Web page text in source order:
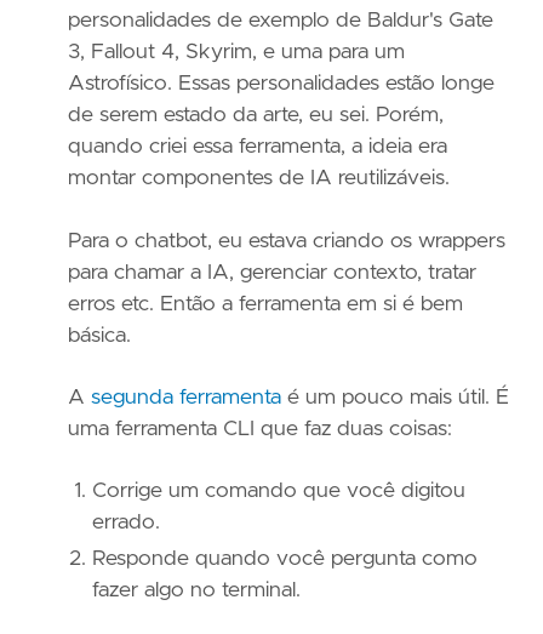
personalidades de exemplo de Baldur's Gate
3, Fallout 4, Skyrim, e uma para um
Astrofísico. Essas personalidades estão longe
de serem estado da arte, eu sei. Porém,
quando criei essa ferramenta, a ideia era
montar componentes de IA reutilizáveis.
Para o chatbot, eu estava criando os wrappers
para chamar a IA, gerenciar contexto, tratar
erros etc. Então a ferramenta em si é bem
básica.
A segunda ferramenta é um pouco mais útil. É
uma ferramenta CLI que faz duas coisas:
Corrige um comando que você digitou
errado.
Responde quando você pergunta como
fazer algo no terminal.